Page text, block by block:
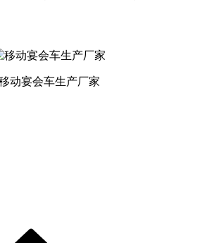
动宴会车生产厂家